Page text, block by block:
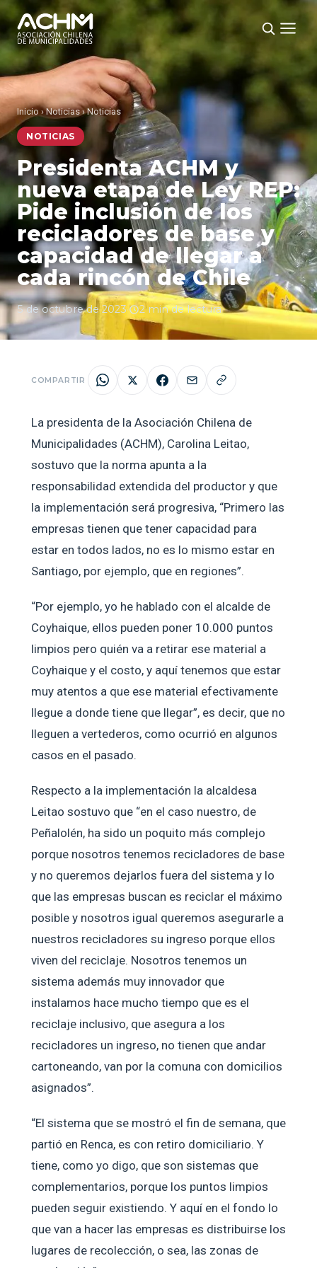
Inicio ›Noticias›Noticias
NOTICIAS
Presidenta ACHM y
nueva etapa de Ley REP:
Pide inclusión de los
recicladores de base y
capacidad de llegar a
cada rincón de Chile
5 de octubre de 2023· 2 min de lectura
COMPARTIR
La presidenta de la Asociación Chilena de
Municipalidades (ACHM), Carolina Leitao,
sostuvo que la norma apunta a la
responsabilidad extendida del productor y que
la implementación será progresiva, “Primero las
empresas tienen que tener capacidad para
estar en todos lados, no es lo mismo estar en
Santiago, por ejemplo, que en regiones”.
“Por ejemplo, yo he hablado con el alcalde de
Coyhaique, ellos pueden poner 10.000 puntos
limpios pero quién va a retirar ese material a
Coyhaique y el costo, y aquí tenemos que estar
muy atentos a que ese material efectivamente
llegue a donde tiene que llegar”, es decir, que no
lleguen a vertederos, como ocurrió en algunos
casos en el pasado.
Respecto a la implementación la alcaldesa
Leitao sostuvo que “en el caso nuestro, de
Peñalolén, ha sido un poquito más complejo
porque nosotros tenemos recicladores de base
y no queremos dejarlos fuera del sistema y lo
que las empresas buscan es reciclar el máximo
posible y nosotros igual queremos asegurarle a
nuestros recicladores su ingreso porque ellos
viven del reciclaje. Nosotros tenemos un
sistema además muy innovador que
instalamos hace mucho tiempo que es el
reciclaje inclusivo, que asegura a los
recicladores un ingreso, no tienen que andar
cartoneando, van por la comuna con domicilios
asignados”.
“El sistema que se mostró el fin de semana, que
partió en Renca, es con retiro domiciliario. Y
tiene, como yo digo, que son sistemas que
complementarios, porque los puntos limpios
pueden seguir existiendo. Y aquí en el fondo lo
que van a hacer las empresas es distribuirse los
lugares de recolección, o sea, las zonas de